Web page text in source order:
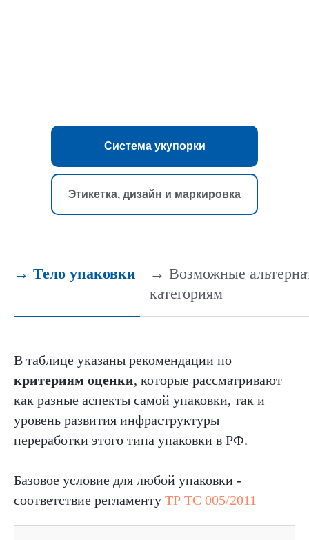
Система укупорки
Этикетка, дизайн и маркировка
→ Тело упаковки
→ Возможные
категориям
В таблице указаны рекомендации по
критериям оценки, которые рассматривают
как разные аспекты самой упаковки, так и
уровень развития инфраструктуры
переработки этого типа упаковки в РФ.
Базовое условие для любой упаковки -
соответствие регламенту ТР ТС 005/2011